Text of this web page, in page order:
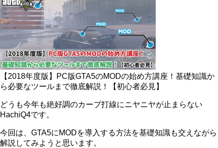
【2018年度版】PC版GTA5のMODの始め方講座！基礎知識か
ら必要なツールまで徹底解説！【初心者必見】
どうも今年も絶好調のカープ打線にニヤニヤが止まらない
HachiQ4です。
今回は、GTA5にMODを導入する方法を基礎知識も交えながら
解説してみようと思います。